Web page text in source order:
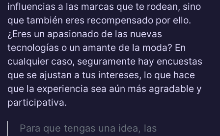
influencias a las marcas que te rodean, sino
que también eres recompensado por ello.
¿Eres un apasionado de las nuevas
tecnologías o un amante de la moda? En
cualquier caso, seguramente hay encuestas
que se ajustan a tus intereses, lo que hace
que la experiencia sea aún más agradable y
participativa.
Para que tengas una idea, las